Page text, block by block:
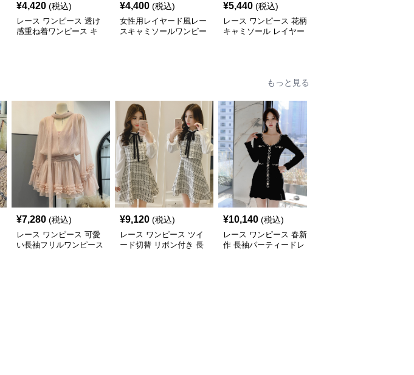
¥4,420 (税込)
レース ワンピース 透け
感重ね着ワンピース キ
¥4,400 (税込)
女性用レイヤード風レー
スキャミソールワンピー
¥5,440 (税込)
レース ワンピース 花柄
キャミソール レイヤー
もっと見る
¥7,280 (税込)
レース ワンピース 可愛
い長袖フリルワンピース
¥9,120 (税込)
レース ワンピース ツイ
ード切替 リボン付き 長
¥10,140 (税込)
レース ワンピース 春新
作 長袖パーティードレ